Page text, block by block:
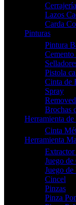
Cerrajería
Lazos
Carda
Pinturas
Pintura
Cemento
Pistola
Cinta de
Spray
Brochas
Herramienta
Cinta
Herramienta
Juego
Juego de
Cincel
Pinzas
Pinza